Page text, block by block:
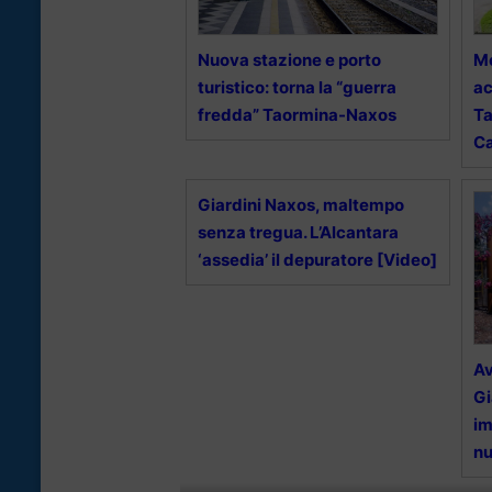
Nuova stazione e porto
turistico: torna la “guerra
fredda” Taormina-Naxos
Giardini Naxos, maltempo
senza tregua. L’Alcantara
‘assedia’ il depuratore [Video]